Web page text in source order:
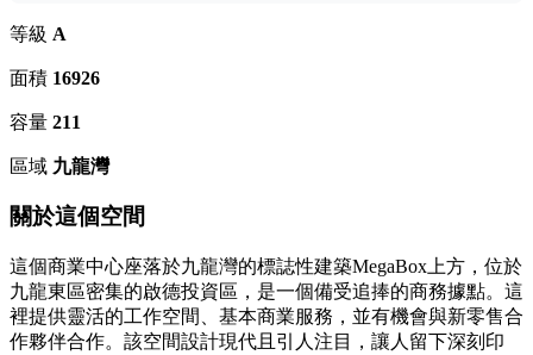
等級 A
面積 16926
容量 211
區域 九龍灣
關於這個空間
這個商業中心座落於九龍灣的標誌性建築MegaBox上方，位於
九龍東區密集的啟德投資區，是一個備受追捧的商務據點。這
裡提供靈活的工作空間、基本商業服務，並有機會與新零售合
作夥伴合作。該空間設計現代且引人注目，讓人留下深刻印